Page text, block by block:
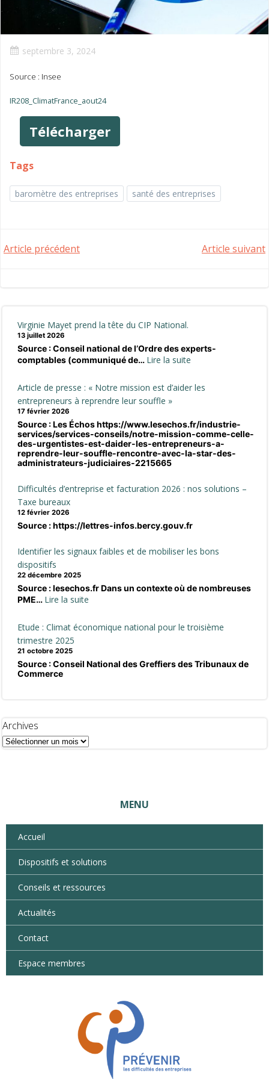
septembre 3, 2024
Source : Insee
IR208_ClimatFrance_aout24
Télécharger
Tags
baromètre des entreprises santé des entreprises
Post
Article précédent Article suivant
Virginie Mayet prend la tête du CIP National.
13 juillet 2026
Source : Conseil national de l’Ordre des experts-
comptables (communiqué de… Lire la suite
Mayet
tête
du
CIP
Article de presse : « Notre mission est d’aider les
entrepreneurs à reprendre leur souffle »
17 février 2026
Source : Les Échos https://www.lesechos.fr/industrie-
services/services-conseils/notre-mission-comme-celle-
des-urgentistes-est-daider-les-entrepreneurs-a-
reprendre-leur-souffle-rencontre-avec-la-star-des-
administrateurs-judiciaires-2215665
Difficultés d’entreprise et facturation 2026 : nos solutions –
Taxe bureaux
12 février 2026
Source : https://lettres-infos.bercy.gouv.fr
Identifier les signaux faibles et de mobiliser les bons
dispositifs
22 décembre 2025
Source : lesechos.fr Dans un contexte où de nombreuses
PME… Lire la suite
les
et
Etude : Climat économique national pour le troisième
trimestre 2025
21 octobre 2025
Source : Conseil National des Greffiers des Tribunaux de
Commerce
Archives
MENU
Accueil
Dispositifs et solutions
Conseils et ressources
Actualités
Contact
Espace membres